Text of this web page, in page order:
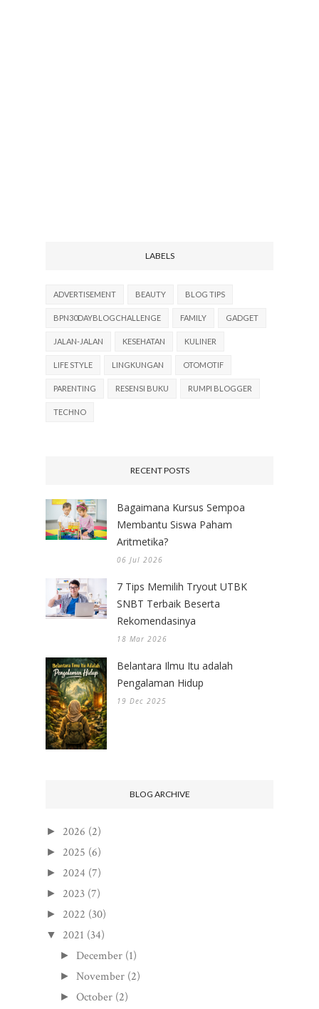
LABELS
ADVERTISEMENT BEAUTY BLOG TIPS
BPN30DAYBLOGCHALLENGE FAMILY GADGET
JALAN-JALAN KESEHATAN KULINER
LIFE STYLE LINGKUNGAN OTOMOTIF
PARENTING RESENSI BUKU RUMPI BLOGGER
TECHNO
RECENT POSTS
Bagaimana Kursus Sempoa
Membantu Siswa Paham
Aritmetika?
06 Jul 2026
7 Tips Memilih Tryout UTBK
SNBT Terbaik Beserta
Rekomendasinya
18 Mar 2026
Belantara Ilmu Itu adalah
Pengalaman Hidup
19 Dec 2025
BLOG ARCHIVE
► 2026 (2)
► 2025 (6)
► 2024 (7)
► 2023 (7)
► 2022 (30)
▼ 2021 (34)
► December (1)
►November (2)
►October (2)